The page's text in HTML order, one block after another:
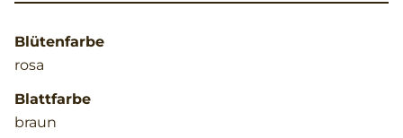
Blütenfarbe
rosa
Blattfarbe
braun